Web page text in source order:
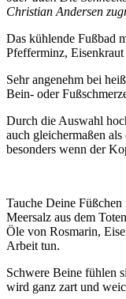
Christian Andersen
Das kühlende Fußbad
Pfefferminz,
Sehr angenehm bei
Bein- oder
Durch die Auswahl
auch gleichermaßen als
besonders wenn der
Tauche Deine Füßchen
Meersalz aus dem
Öle von Rosmarin,
Arbeit tun.
Schwere Beine fühlen
wird ganz zart und